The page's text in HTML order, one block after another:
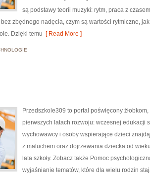
są podstawy teorii muzyki: rytm, praca z
zbędnego nadęcia, czym są wartości rytmiczne,
Dzięki temu [ Read More ]
Przedszkole309 to portal poświęcony
pierwszych latach rozwoju: wczesnej edukacji
wychowawcy i osoby wspierające dzieci
z maluchem oraz dojrzewania dziecka od
lata szkoły. Zobacz także Pomoc
wyjaśnianie tematów, które dla wielu rodzin